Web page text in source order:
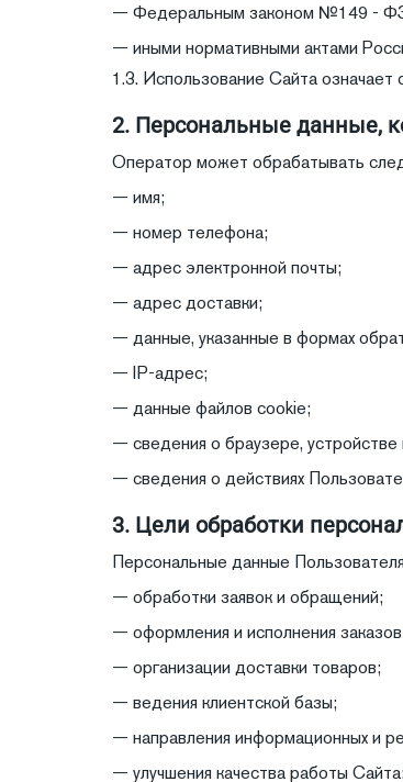
— Федеральным законом №149 - ФЗ
— иными нормативными актами
1.3. Использование Сайта означает
2. Персональные данные,
Оператор может обрабатывать
— имя;
— номер телефона;
— адрес электронной почты;
— адрес доставки;
— данные, указанные в формах
— IP-адрес;
— данные файлов cookie;
— сведения о браузере,
— сведения о действиях
3. Цели обработки
Персональные данные
— обработки заявок и обращений;
— оформления и исполнения
— организации доставки товаров;
— ведения клиентской базы;
— направления информационных и
— улучшения качества работы